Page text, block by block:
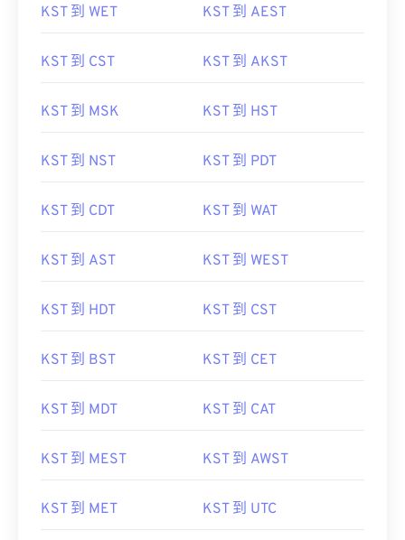
KST 到 WET KST 到 AEST
KST 到 CST KST 到 AKST
KST 到 MSK KST 到 HST
KST 到 NST KST 到 PDT
KST 到 CDT KST 到 WAT
KST 到 AST KST 到 WEST
KST 到 HDT KST 到 CST
KST 到 BST KST 到 CET
KST 到 MDT KST 到 CAT
KST 到 MEST KST 到 AWST
KST 到 MET KST 到 UTC